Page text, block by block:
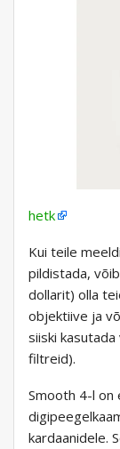
hetk
Kui teile
pildistada, võib
dollarit) olla
objektiive ja
siiski
filtreid).
Smooth 4-l on
kardaanidele.